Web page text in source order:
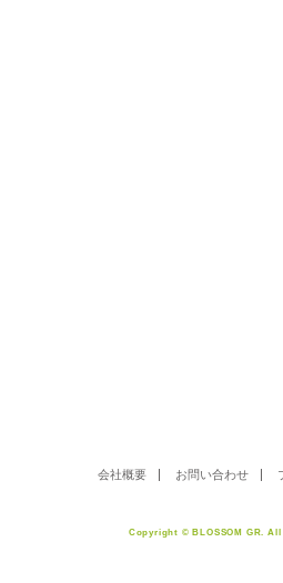
会社概要 お問い合わせ
Copyright © BLOSSOM GR. All